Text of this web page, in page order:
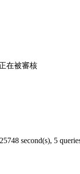
在被審核
second(s), 5